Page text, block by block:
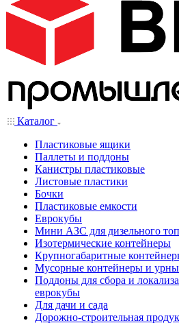
Каталог
Пластиковые ящики
Паллеты и поддоны
Канистры пластиковые
Листовые пластики
Бочки
Пластиковые емкости
Еврокубы
Мини АЗС для дизельного
Изотермические контейнеры
Крупногабаритные
Мусорные контейнеры и урны
Поддоны для сбора и
еврокубы
Для дачи и сада
Дорожно-строительная